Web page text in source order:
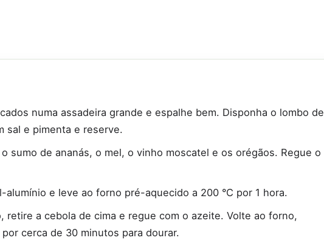
numa assadeira grande e espalhe bem. Disponha o lombo de
sal e pimenta e reserve.
sumo de ananás, o mel, o vinho moscatel e os orégãos. Regue o
alumínio e leve ao forno pré-aquecido a 200 °C por 1 hora.
retire a cebola de cima e regue com o azeite. Volte ao forno,
cerca de 30 minutos para dourar.